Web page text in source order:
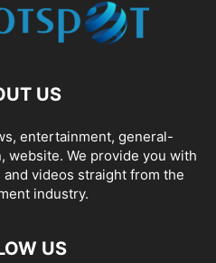
US
entertainment, general-
website. We provide you with
videos straight from the
industry.
US